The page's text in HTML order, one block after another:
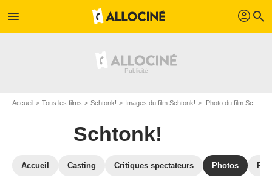
menu profil search
Accueil Tous les films Schtonk! Images du film Schtonk! Photo du film Schtonk! - Photo 13
Schtonk!
Accueil Casting Critiques spectateurs Photos